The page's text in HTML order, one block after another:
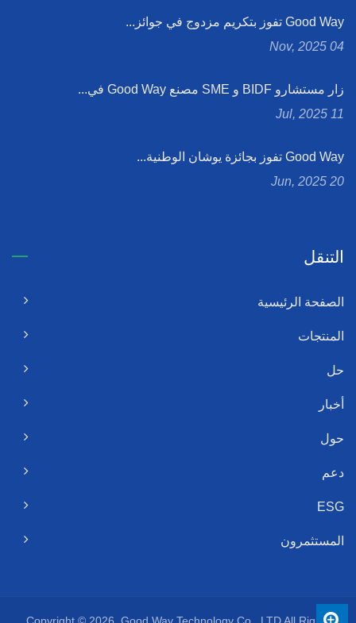
Good Way تفوز بتكريم مزدوج في جوائز...
04 Nov, 2025
زار مستشارو BIDF و SME مصنع Good Way في...
11 Jul, 2025
Good Way تفوز بجائزة يوشان الوطنية...
20 Jun, 2025
التنقل
الصفحة الرئيسية
المنتجات
حل
أخبار
حول
دعم
ESG
المستثمرون